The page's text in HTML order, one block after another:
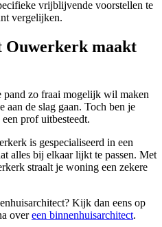
vrijblijvende voorstellen te
vergelijken.
Ouwerkerk maakt
pand zo fraai mogelijk wil maken
de slag gaan. Toch ben je
prof uitbesteedt.
is gespecialiseerd in een
alles bij elkaar lijkt te passen. Met
straalt je woning een zekere
Kijk dan eens op
overeen binnenhuisarchitect.